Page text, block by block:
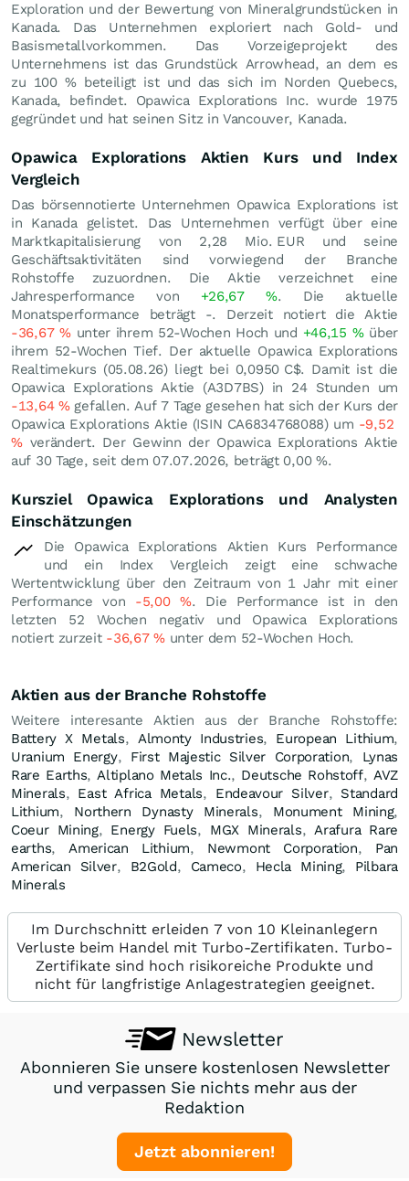
Exploration und der Bewertung von Mineralgrundstücken in
Kanada. Das Unternehmen exploriert nach Gold- und
Basismetallvorkommen. Das Vorzeigeprojekt des
Unternehmens ist das Grundstück Arrowhead, an dem es
zu 100 % beteiligt ist und das sich im Norden Quebecs,
Kanada, befindet. Opawica Explorations Inc. wurde 1975
gegründet und hat seinen Sitz in Vancouver, Kanada.
Opawica Explorations Aktien Kurs und Index
Vergleich
Das börsennotierte Unternehmen Opawica Explorations ist
in Kanada gelistet. Das Unternehmen verfügt über eine
Marktkapitalisierung von 2,28 Mio. EUR und seine
Geschäftsaktivitäten sind vorwiegend der Branche
Rohstoffe zuzuordnen. Die Aktie verzeichnet eine
Jahresperformance von +26,67%. Die aktuelle
Monatsperformance beträgt -. Derzeit notiert die Aktie
-36,67 %unter ihrem 52-Wochen Hoch und +46,15 %über
ihrem 52-Wochen Tief. Der aktuelle Opawica Explorations
Realtimekurs (05.08.26) liegt bei 0,0950 C$. Damit ist die
Opawica Explorations Aktie (A3D7BS) in 24 Stunden um
-13,64 %gefallen. Auf 7 Tage gesehen hat sich der Kurs der
Opawica Explorations Aktie (ISIN CA6834768088) um -9,52
%verändert. Der Gewinn der Opawica Explorations Aktie
auf 30 Tage, seit dem 07.07.2026, beträgt 0,00 %.
Kursziel Opawica Explorations und Analysten
Einschätzungen
Die Opawica Explorations Aktien Kurs Performance
und ein Index Vergleich zeigt eine schwache
Wertentwicklung über den Zeitraum von 1 Jahr mit einer
Performance von -5,00%. Die Performance ist in den
letzten 52 Wochen negativ und Opawica Explorations
notiert zurzeit -36,67%unter dem 52-Wochen Hoch.
Aktien aus der Branche Rohstoffe
Weitere interesante Aktien aus der Branche Rohstoffe:
Battery X Metals, Almonty Industries, European Lithium,
Uranium Energy, First Majestic Silver Corporation, Lynas
Rare Earths,Altiplano Metals Inc., Deutsche Rohstoff, AVZ
Minerals, East Africa Metals, Endeavour Silver, Standard
Lithium, Northern Dynasty Minerals, Monument Mining,
Coeur Mining, Energy Fuels, MGX Minerals,Arafura Rare
earths,American Lithium, Newmont Corporation, Pan
American Silver, B2Gold, Cameco, Hecla Mining, Pilbara
Minerals
Im Durchschnitt erleiden 7 von 10 Kleinanlegern
Verluste beim Handel mit Turbo-Zertifikaten. Turbo-
Zertifikate sind hoch risikoreiche Produkte und
nicht für langfristige Anlagestrategien geeignet.
Newsletter
Abonnieren Sie unsere kostenlosen Newsletter
und verpassen Sie nichts mehr aus der
Redaktion
Jetzt abonnieren!